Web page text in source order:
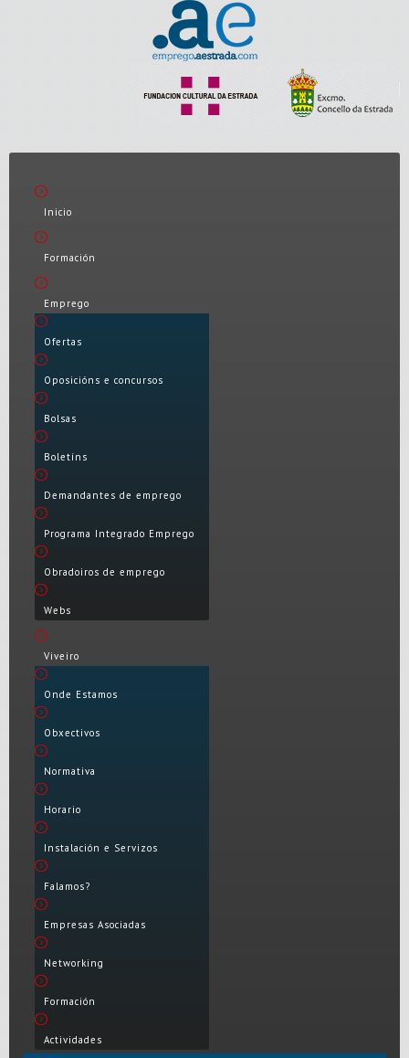
Inicio
Formación
Emprego
Ofertas
Oposicións e concursos
Bolsas
Boletíns
Demandantes de emprego
Programa Integrado Emprego
Obradoiros de emprego
Webs
Viveiro
Onde Estamos
Obxectivos
Normativa
Horario
Instalación e Servizos
Falamos?
Empresas Asociadas
Networking
Formación
Actividades